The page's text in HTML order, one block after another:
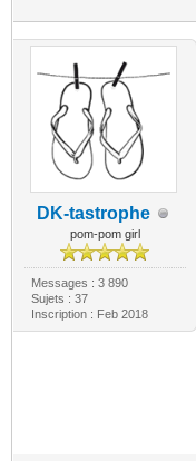
DK-tastrophe
pom-pom girl
Messages : 3 890
Sujets : 37
Inscription : Feb 2018